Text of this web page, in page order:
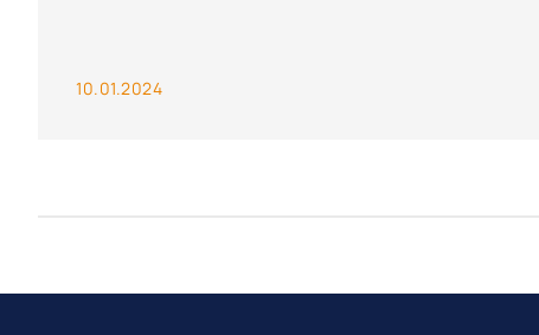
10.01.2024